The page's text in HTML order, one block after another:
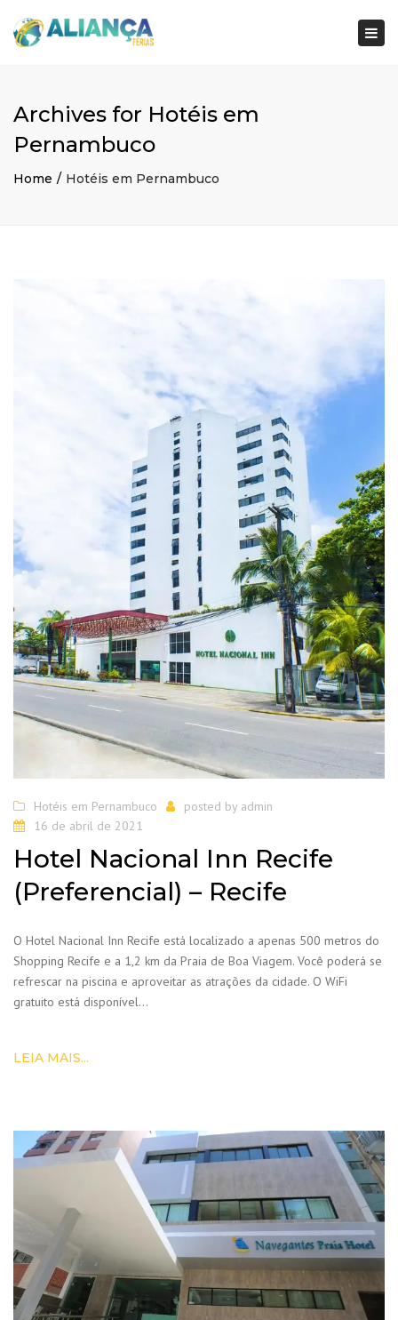
Archives for Hotéis em
Pernambuco
Home Hotéis em Pernambuco
Hotéis em Pernambuco posted by admin
16 de abril de 2021
Hotel Nacional Inn Recife
(Preferencial) – Recife
O Hotel Nacional Inn Recife está localizado a apenas 500 metros do
Shopping Recife e a 1,2 km da Praia de Boa Viagem. Você poderá se
refrescar na piscina e aproveitar as atrações da cidade. O WiFi
gratuito está disponível…
LEIA MAIS...